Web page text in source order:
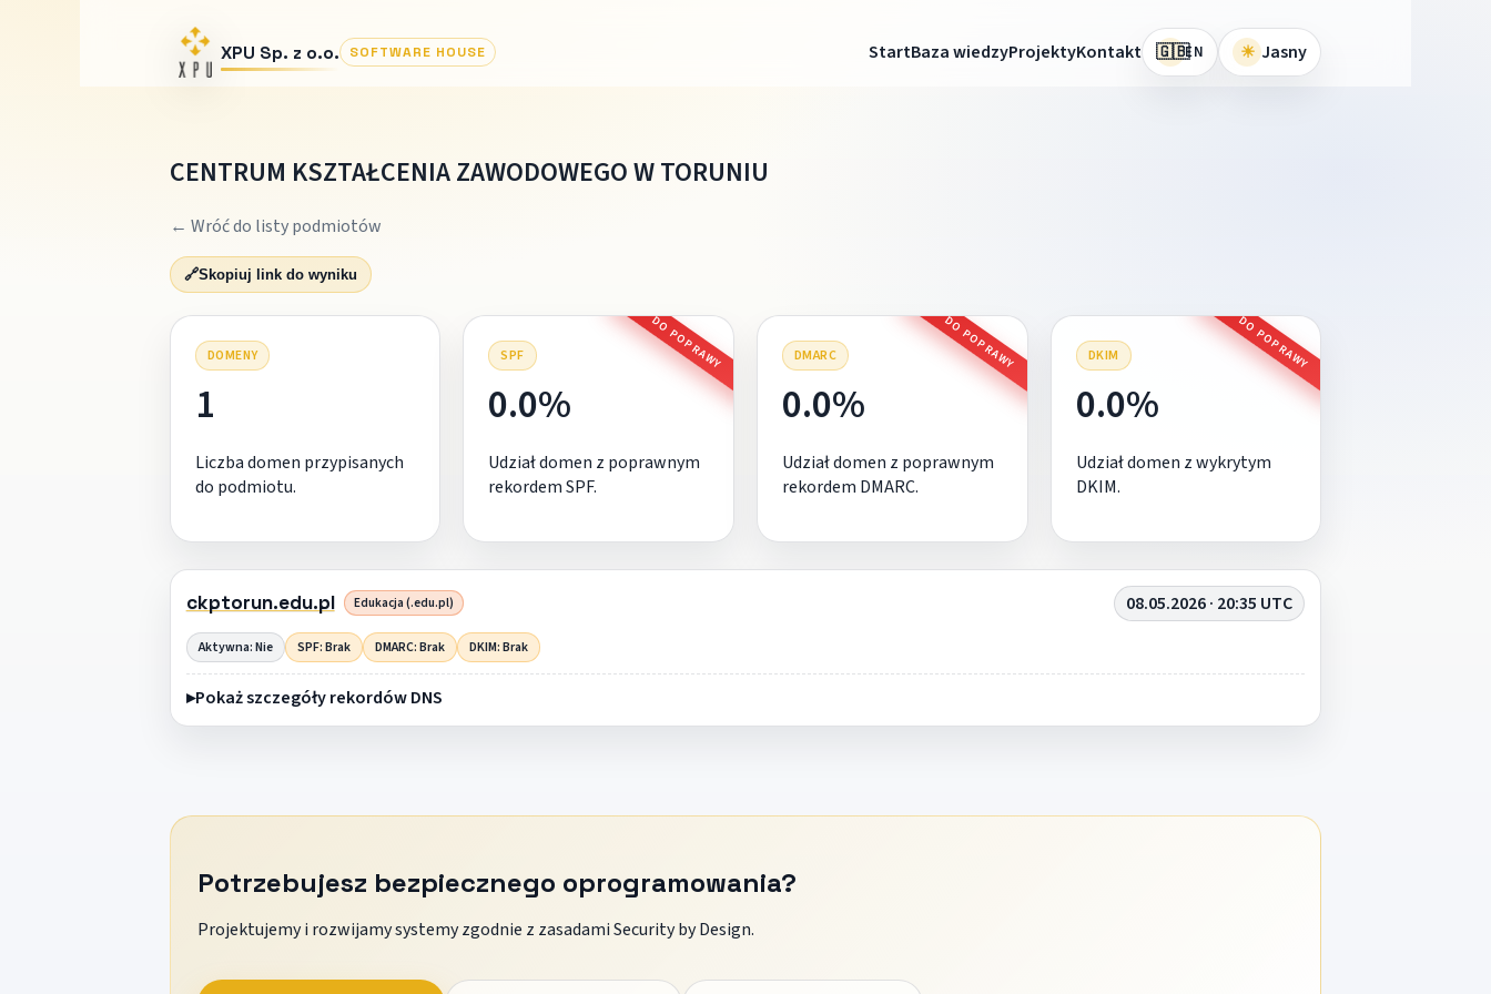
XPU Sp. z o.o. SOFTWARE HOUSE StartBaza wiedzyProjektyKontakt 🇬🇧EN ☀ Jasny
CENTRUM KSZTAŁCENIA ZAWODOWEGO W TORUNIU
← Wróć do listy podmiotów
🔗Skopiuj link do wyniku
DOMENY
1
Liczba domen przypisanych
do podmiotu.
SPF DO POPRAWY
0.0%
Udział domen z poprawnym
rekordem SPF.
DMARC DO POPRAWY
0.0%
Udział domen z poprawnym
rekordem DMARC.
DKIM DO POPRAWY
0.0%
Udział domen z wykrytym
DKIM.
ckptorun.edu.pl Edukacja (.edu.pl) 08.05.2026 · 20:35 UTC
Aktywna: Nie SPF: Brak DMARC: Brak DKIM: Brak
Pokaż szczegóły rekordów DNS
Potrzebujesz bezpiecznego oprogramowania?
Projektujemy i rozwijamy systemy zgodnie z zasadami Security by Design.